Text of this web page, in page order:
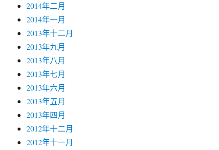
2014年二月
2014年一月
2013年十二月
2013年九月
2013年八月
2013年七月
2013年六月
2013年五月
2013年四月
2012年十二月
2012年十一月